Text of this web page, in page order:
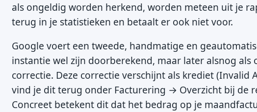
als ongeldig worden herkend, worden meteen uit je
terug in je statistieken en betaalt er ook niet voor.
Google voert een tweede, handmatige en
instantie wel zijn doorberekend, maar later alsnog
correctie. Deze correctie verschijnt als krediet
vind je dit terug onder Facturering → Overzicht bij de
Concreet betekent dit dat het bedrag op je